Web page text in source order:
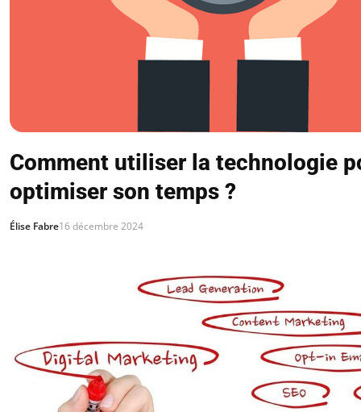
Comment utiliser la technologie
optimiser son temps ?
Élise Fabre16 décembre 2024